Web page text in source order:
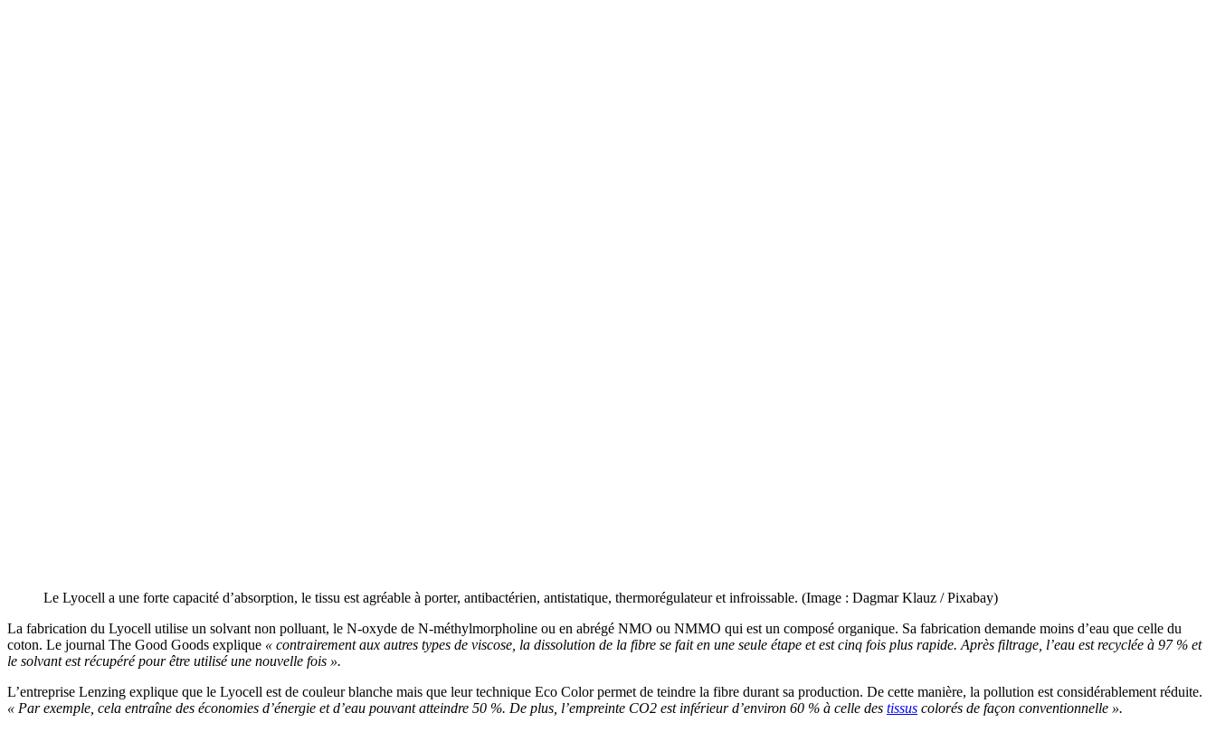
Le Lyocell a une forte capacité d’absorption, le tissu est agréable à porter, antibactérien, antistatique, thermorégulateur et infroissable. (Image : Dagmar Klauz / Pixabay)
La fabrication du Lyocell utilise un solvant non polluant, le N-oxyde de N-méthylmorpholine ou en abrégé NMO ou NMMO qui est un composé organique. Sa fabrication demande moins d’eau que celle du
coton. Le journal The Good Goods explique « contrairement aux autres types de viscose, la dissolution de la fibre se fait en une seule étape et est cinq fois plus rapide. Après filtrage, l’eau est recyclée à 97 % et
le solvant est récupéré pour être utilisé une nouvelle fois ».
L’entreprise Lenzing explique que le Lyocell est de couleur blanche mais que leur technique Eco Color permet de teindre la fibre durant sa production. De cette manière, la pollution est considérablement réduite.
« Par exemple, cela entraîne des économies d’énergie et d’eau pouvant atteindre 50 %. De plus, l’empreinte CO2 est inférieur d’environ 60 % à celle des tissus colorés de façon conventionnelle ».